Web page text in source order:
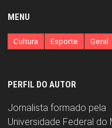
MENU
Cultura Esporte Geral
PERFIL DO AUTOR
Jornalista formado pela
Universidade Federal do